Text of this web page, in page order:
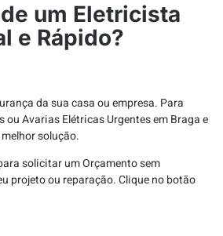
um Eletricista
e Rápido?
da sua casa ou empresa. Para
ou Avarias Elétricas Urgentes em Braga e
solução.
solicitar um Orçamento sem
projeto ou reparação. Clique no botão